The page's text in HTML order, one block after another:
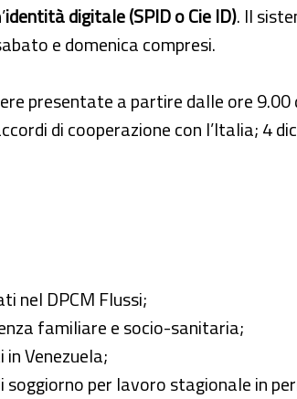
identità digitale (SPID o Cie ID). Il
e domenica compresi.
presentate a partire dalle ore 9.00
di cooperazione con l’Italia; 4
nel DPCM Flussi;
familiare e socio-sanitaria;
Venezuela;
per lavoro stagionale in